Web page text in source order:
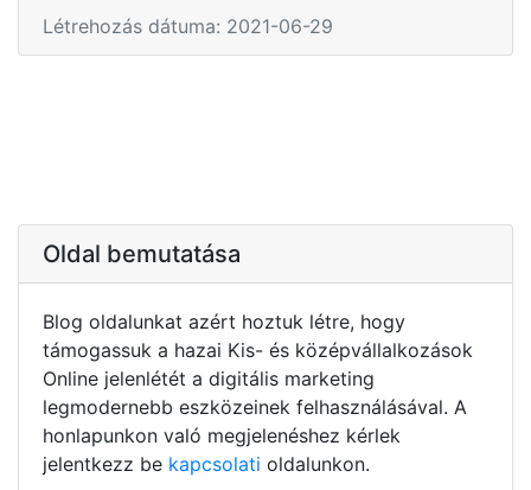
Létrehozás dátuma: 2021-06-29
Oldal bemutatása
Blog oldalunkat azért hoztuk létre, hogy
támogassuk a hazai Kis- és középvállalkozások
Online jelenlétét a digitális marketing
legmodernebb eszközeinek felhasználásával. A
honlapunkon való megjelenéshez kérlek
jelentkezz be kapcsolati oldalunkon.